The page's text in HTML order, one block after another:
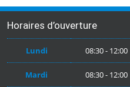
Horaires d’ouverture
Lundi 08:30 - 12:00
Mardi 08:30 - 12:00